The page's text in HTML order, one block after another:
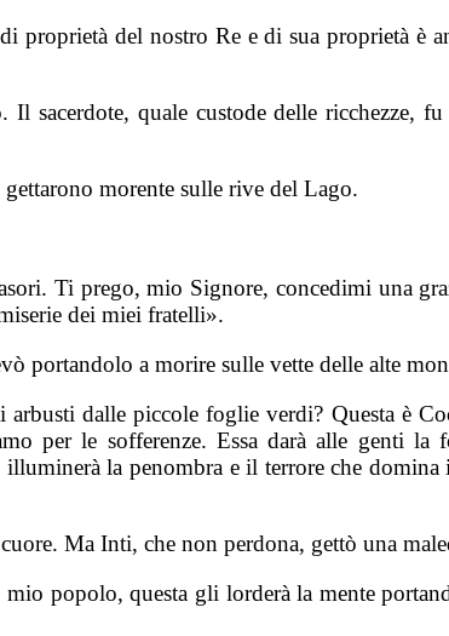
proprietà del nostro Re e di sua proprietà è
sacerdote, quale custode delle
morente sulle rive del Lago.
Ti prego, mio Signore, concedimi una
dei miei fratelli».
portandolo a morire sulle vette delle alte
dalle piccole foglie verdi? Questa è
per le sofferenze. Essa darà alle genti
la penombra e il terrore che
Ma Inti, che non perdona, gettò una
popolo, questa gli lorderà la mente